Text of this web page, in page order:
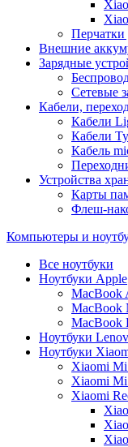
Перчатки
Внешние
Зарядные
Сетевые
Кабели,
Кабели
Кабели
Кабель
Устройства
Карты
Флеш-
Компьютеры и
Все ноутбуки
Ноутбуки Apple
MacBook
MacBook
MacBook
Ноутбуки
Ноутбуки
Xiaomi
Xiaomi
Xiaomi